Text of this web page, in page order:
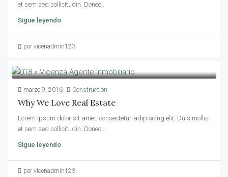
et sem sed sollicitudin. Donec...
Sigue leyendo
por vicenadmin123
marzo 9, 2016 Construction
Why We Love Real Estate
Lorem ipsum dolor sit amet, consectetur adipiscing elit. Duis mollis
et sem sed sollicitudin. Donec...
Sigue leyendo
por vicenadmin123